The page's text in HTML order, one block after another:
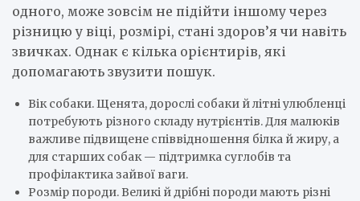
одного, може зовсім не підійти іншому через
різницю у віці, розмірі, стані здоров’я чи навіть
звичках. Однак є кілька орієнтирів, які
допомагають звузити пошук.
Вік собаки. Щенята, дорослі собаки й літні улюбленці
потребують різного складу нутрієнтів. Для малюків
важливе підвищене співвідношення білка й жиру, а
для старших собак — підтримка суглобів та
профілактика зайвої ваги.
Розмір породи. Великі й дрібні породи мають різні